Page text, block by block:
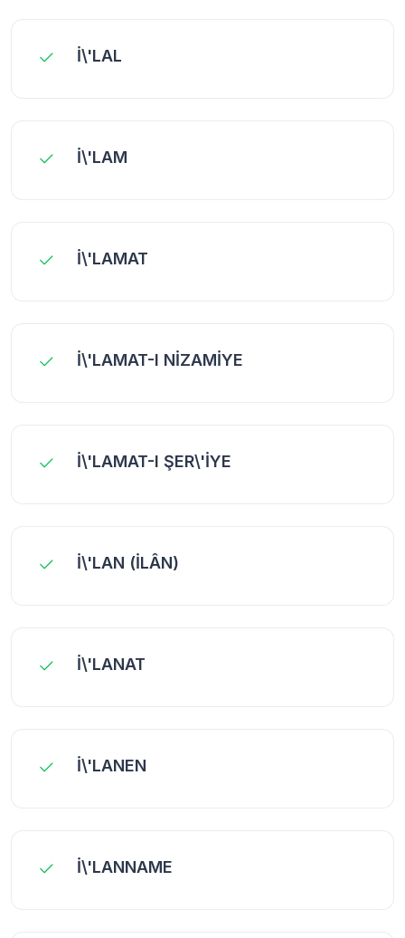
İ\'LAL
İ\'LAM
İ\'LAMAT
İ\'LAMAT-I NİZAMİYE
İ\'LAMAT-I ŞER\'İYE
İ\'LAN (İLÂN)
İ\'LANAT
İ\'LANEN
İ\'LANNAME